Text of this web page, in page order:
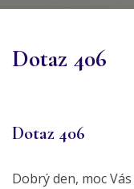
Dotaz 406
Dotaz 406
Dobrý den, moc